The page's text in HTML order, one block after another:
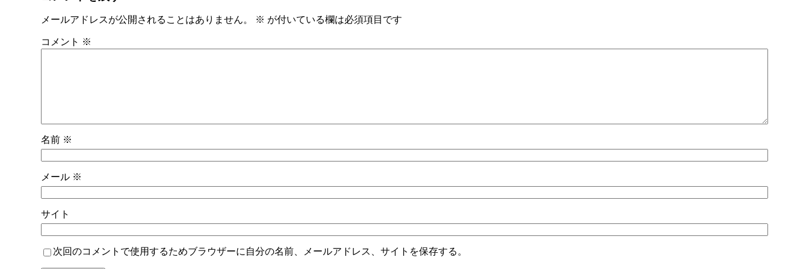
メールアドレスが公開されることはありません。 ※ が付いている欄は必須項目です
コメント ※
名前 ※
メール ※
サイト
次回のコメントで使用するためブラウザーに自分の名前、メールアドレス、サイトを保存する。